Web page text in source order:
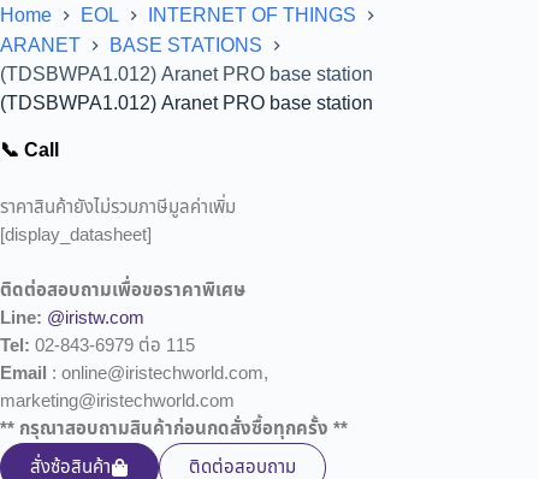
Home EOL
INTERNET OF THINGS
ARANET
BASE STATIONS
(TDSBWPA1.012) Aranet PRO base station
(TDSBWPA1.012) Aranet PRO base station
📞 Call
ราคาสินค้ายังไม่รวมภาษีมูลค่าเพิ่ม
[display_datasheet]
ติดต่อสอบถามเพื่อขอราคาพิเศษ
Line: @iristw.com
Tel: 02-843-6979 ต่อ 115
Email : online@iristechworld.com,
marketing@iristechworld.com
** กรุณาสอบถามสินค้าก่อนกดสั่งซื้อทุกครั้ง **
สั่งซ้อสินค้า
ติดต่อสอบถาม